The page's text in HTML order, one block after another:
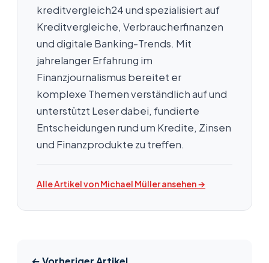
kreditvergleich24 und spezialisiert auf
Kreditvergleiche, Verbraucherfinanzen
und digitale Banking-Trends. Mit
jahrelanger Erfahrung im
Finanzjournalismus bereitet er
komplexe Themen verständlich auf und
unterstützt Leser dabei, fundierte
Entscheidungen rund um Kredite, Zinsen
und Finanzprodukte zu treffen.
Alle Artikel von Michael Müller ansehen →